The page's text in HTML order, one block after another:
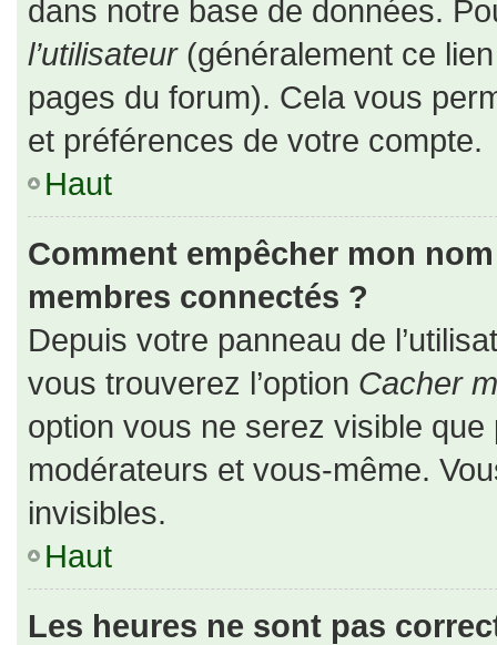
dans notre base de données.
l’utilisateur(généralement ce
pages du forum). Cela vous
et préférences de votre compte.
Haut
Comment empêcher mon
membres connectés ?
Depuis votre panneau de
vous trouverez l’option Cacher
option vous ne serez visible
modérateurs et vous-même.
invisibles.
Haut
Les heures ne sont pas